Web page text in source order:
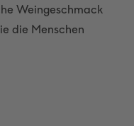
Weingeschmack
die Menschen